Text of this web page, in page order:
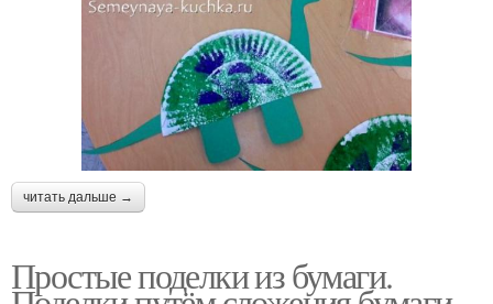
читать дальше →
Простые поделки из бумаги.